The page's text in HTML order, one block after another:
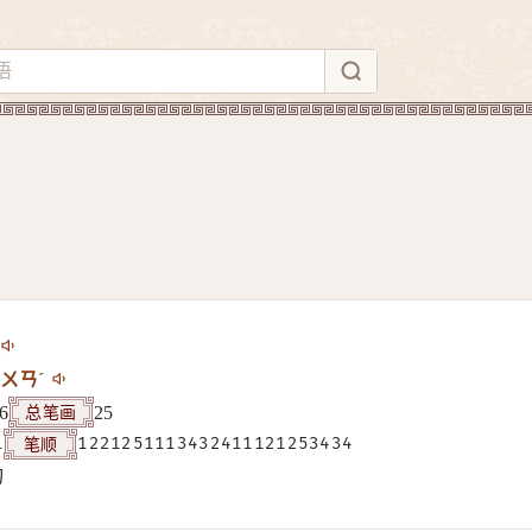
ㄢˊ
6
总笔画
25
笔顺
1221251113432411121253434